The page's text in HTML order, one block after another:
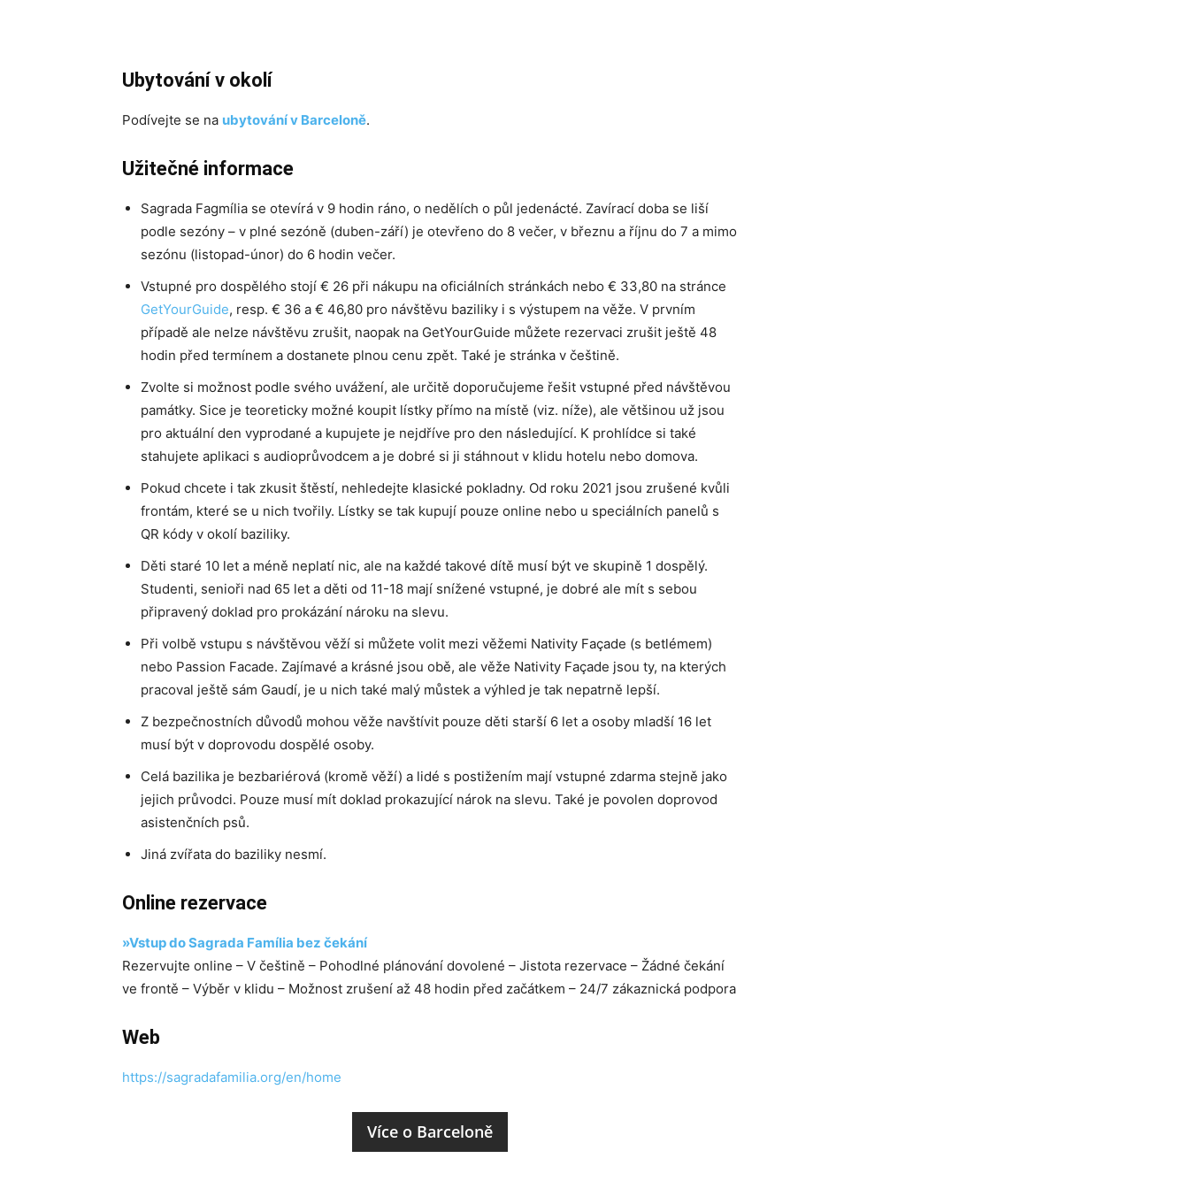
Ubytování v okolí
Podívejte se na ubytování v Barceloně.
Užitečné informace
Sagrada Fagmília se otevírá v 9 hodin ráno, o nedělích o půl jedenácté. Zavírací doba se liší
podle sezóny – v plné sezóně (duben-září) je otevřeno do 8 večer, v březnu a říjnu do 7 a mimo
sezónu (listopad-únor) do 6 hodin večer.
Vstupné pro dospělého stojí € 26 při nákupu na oficiálních stránkách nebo € 33,80 na stránce
GetYourGuide, resp. € 36 a € 46,80 pro návštěvu baziliky i s výstupem na věže. V prvním
případě ale nelze návštěvu zrušit, naopak na GetYourGuide můžete rezervaci zrušit ještě 48
hodin před termínem a dostanete plnou cenu zpět. Také je stránka v češtině.
Zvolte si možnost podle svého uvážení, ale určitě doporučujeme řešit vstupné před návštěvou
památky. Sice je teoreticky možné koupit lístky přímo na místě (viz. níže), ale většinou už jsou
pro aktuální den vyprodané a kupujete je nejdříve pro den následující. K prohlídce si také
stahujete aplikaci s audioprůvodcem a je dobré si ji stáhnout v klidu hotelu nebo domova.
Pokud chcete i tak zkusit štěstí, nehledejte klasické pokladny. Od roku 2021 jsou zrušené kvůli
frontám, které se u nich tvořily. Lístky se tak kupují pouze online nebo u speciálních panelů s
QR kódy v okolí baziliky.
Děti staré 10 let a méně neplatí nic, ale na každé takové dítě musí být ve skupině 1 dospělý.
Studenti, senioři nad 65 let a děti od 11-18 mají snížené vstupné, je dobré ale mít s sebou
připravený doklad pro prokázání nároku na slevu.
Při volbě vstupu s návštěvou věží si můžete volit mezi věžemi Nativity Façade (s betlémem)
nebo Passion Facade. Zajímavé a krásné jsou obě, ale věže Nativity Façade jsou ty, na kterých
pracoval ještě sám Gaudí, je u nich také malý můstek a výhled je tak nepatrně lepší.
Z bezpečnostních důvodů mohou věže navštívit pouze děti starší 6 let a osoby mladší 16 let
musí být v doprovodu dospělé osoby.
Celá bazilika je bezbariérová (kromě věží) a lidé s postižením mají vstupné zdarma stejně jako
jejich průvodci. Pouze musí mít doklad prokazující nárok na slevu. Také je povolen doprovod
asistenčních psů.
Jiná zvířata do baziliky nesmí.
Online rezervace
»Vstup do Sagrada Família bez čekání
Rezervujte online – V češtině – Pohodlné plánování dovolené – Jistota rezervace – Žádné čekání
ve frontě – Výběr v klidu – Možnost zrušení až 48 hodin před začátkem – 24/7 zákaznická podpora
Web
https://sagradafamilia.org/en/home
Více o Barceloně